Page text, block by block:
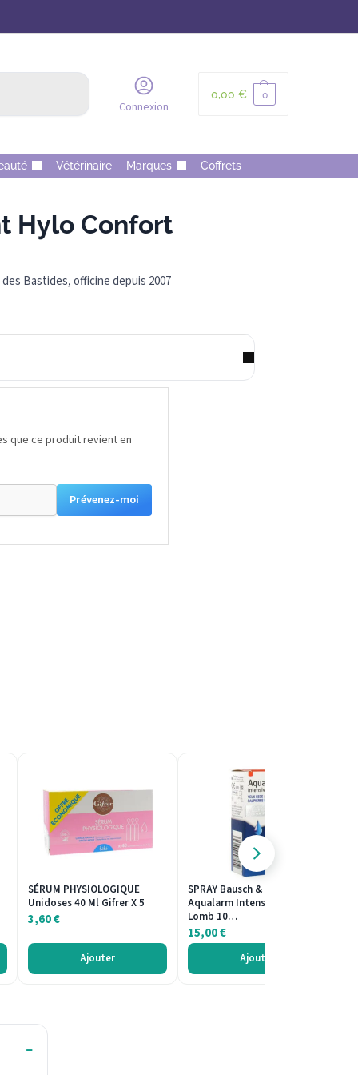
Connexion
0,00 € 0
Vétérinaire Marques Coffrets
Hylo Confort
des Bastides, officine depuis 2007
que ce produit revient en
Prévenez-moi
SÉRUM PHYSIOLOGIQUE
Unidoses 40 Ml Gifrer X 5
3,60€
Ajouter
SPRAY Bausch & Lomb
Aqualarm Intensive Bausch &
Lomb 10…
15,00€
Ajouter